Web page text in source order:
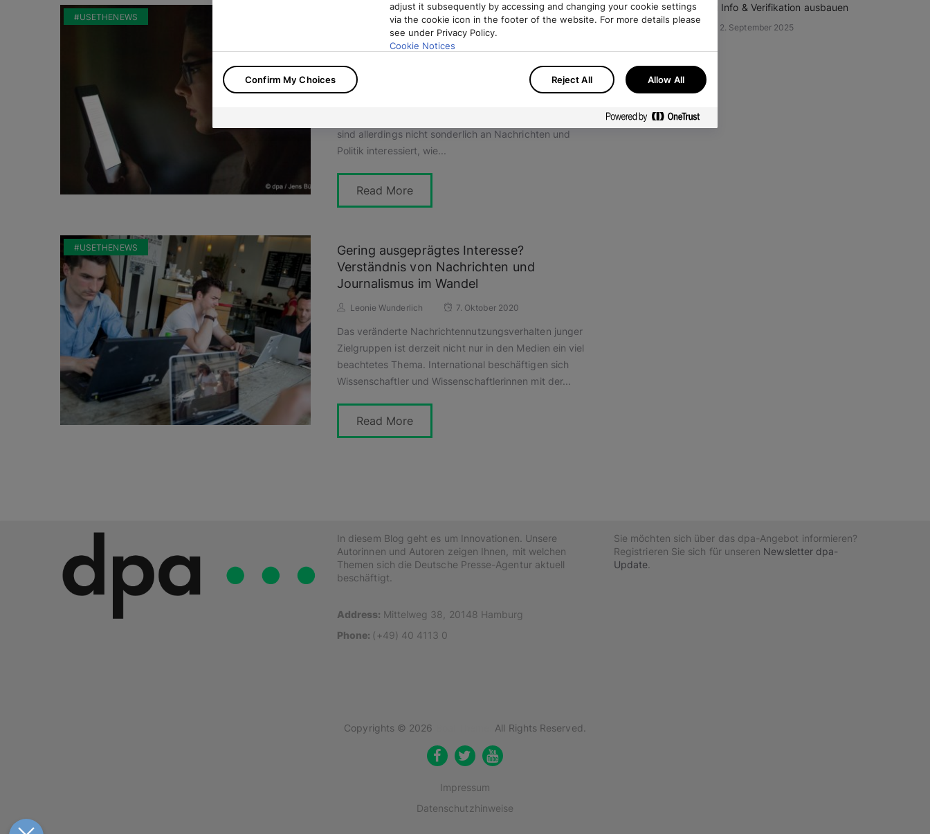
#USETHENEWS
„Was brenzlig ist, kriegt man so oder so
mit“ – Wie junge Leute Nachrichten
konsumieren
Leonie Wunderlich
sind allerdings nicht sonderlich an Nachrichten und
Politik interessiert, wie...
Read More
#USETHENEWS
Gering ausgeprägtes Interesse?
Verständnis von Nachrichten und
Journalismus im Wandel
Leonie Wunderlich 7. Oktober 2020
Das veränderte Nachrichtennutzungsverhalten junger
Zielgruppen ist derzeit nicht nur in den Medien ein viel
beachtetes Thema. International beschäftigen sich
Wissenschaftler und Wissenschaftlerinnen mit der...
Read More
zu Info & Verifikation ausbauen
2. September 2025
In diesem Blog geht es um Innovationen. Unsere
Autorinnen und Autoren zeigen Ihnen, mit welchen
Themen sich die Deutsche Presse-Agentur aktuell
beschäftigt.
Address: Mittelweg 38, 20148 Hamburg
Phone: (+49) 40 4113 0
Sie möchten sich über das dpa-Angebot informieren?
Registrieren Sie sich für unseren Newsletter dpa-
Update
Copyrights © 2026 All Rights Reserved.
Impressum
Datenschutzhinweise
adjust it subsequently by accessing and changing your cookie settings
via the cookie icon in the footer of the website. For more details please
see under Privacy Policy.
Cookie Notices
There you can also adjust or revoke your consent at any time.
Confirm My Choices Reject All Allow All